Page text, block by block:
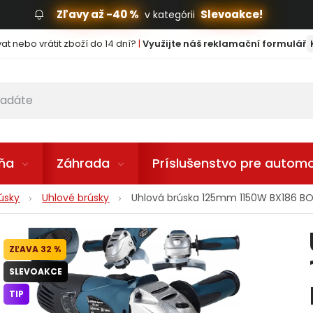
Zľavy až -40 % v kategórii Slevoakce!
nebo vrátit zboží do 14 dní? | Využijte náš reklamační formulář
Záhrada Príslušenstvo pre
Uhlové brúsky Uhlová brúska 125mm 1150W BX186
32 %
SLEVOAKCE
TIP